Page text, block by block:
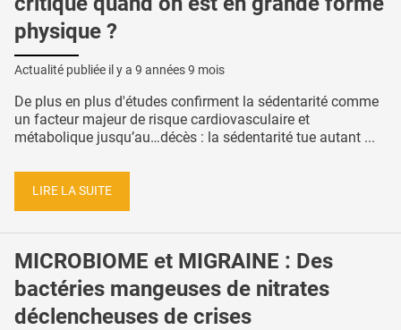
physique ?
Actualité publiée il y a 9 années 9 mois
De plus en plus d'études confirment la sédentarité comme
un facteur majeur de risque cardiovasculaire et
métabolique jusqu’au…décès : la sédentarité tue autant ...
LIRE LA SUITE
MICROBIOME et MIGRAINE : Des
bactéries mangeuses de nitrates
déclencheuses de crises